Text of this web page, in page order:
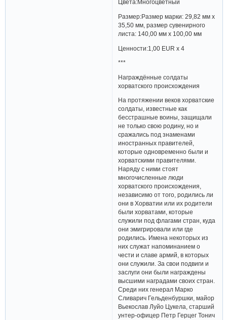
Цвета:Многоцветный
Размер:Размер марки: 29,82 мм x
35,50 мм, размер сувенирного
листа: 140,00 мм x 100,00 мм
Ценности:1,00 EUR x 4
***
Награждённые солдаты
хорватского происхождения
На протяжении веков хорватские
солдаты, известные как
бесстрашные воины, защищали
не только свою родину, но и
сражались под знаменами
иностранных правителей,
которые одновременно были и
хорватскими правителями.
Наряду с ними стоят
многочисленные люди
хорватского происхождения,
независимо от того, родились ли
они в Хорватии или их родители
были хорватами, которые
служили под флагами стран, куда
они эмигрировали или где
родились. Имена некоторых из
них служат напоминанием о
чести и славе армий, в которых
они служили. За свои подвиги и
заслуги они были награждены
высшими наградами своих стран.
Среди них генерал Марко
Сливарич Гельденбуршки, майор
Вьекослав Луйо Цукела, старший
унтер-офицер Петр Герцег Тонич